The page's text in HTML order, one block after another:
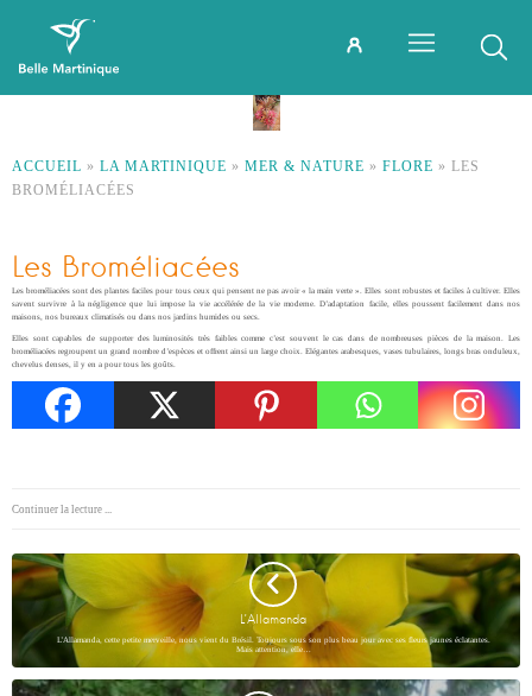
ACCUEIL » LA MARTINIQUE » MER & NATURE » FLORE » LES
BROMÉLIACÉES
Les Broméliacées
Les broméliacées sont des plantes faciles pour tous ceux qui pensent ne pas avoir « la main verte ». Elles sont robustes et faciles à cultiver. Elles
savent survivre à la négligence que lui impose la vie accélérée de la vie moderne. D’adaptation facile, elles poussent facilement dans nos
maisons, nos bureaux climatisés ou dans nos jardins humides ou secs.
Elles sont capables de supporter des luminosités très faibles comme c’est souvent le cas dans de nombreuses pièces de la maison. Les
broméliacées regroupent un grand nombre d’espèces et offrent ainsi un large choix. Elégantes arabesques, vases tubulaires, longs bras onduleux,
chevelus denses, il y en a pour tous les goûts.
Continuer la lecture ...
L’Allamanda
L’Allamanda, cette petite merveille, nous vient du Brésil. Toujours sous son plus beau jour avec ses fleurs jaunes éclatantes.
Mais attention, elle…